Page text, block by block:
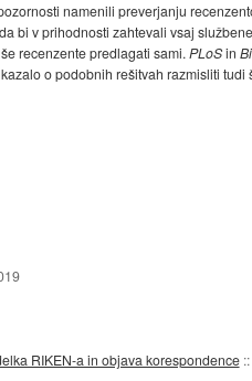
namenili preverjanju
bi v prihodnosti zahtevali vsaj
recenzente predlagati sami. PLoSin
o podobnih rešitvah razmisliti tudi
RIKEN-a in objava korespondence ::